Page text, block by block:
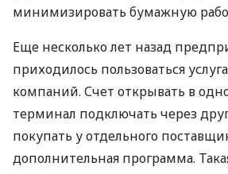
минимизировать бумажную
Еще несколько лет назад
приходилось пользоваться
компаний. Счет открывать в
терминал подключать через
покупать у отдельного
дополнительная программа.